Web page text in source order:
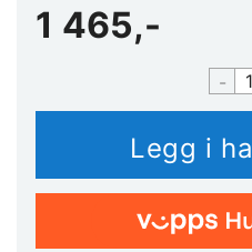
1 465,-
-